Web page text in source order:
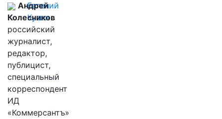
Евгений
Кузин
Андрей
Колесников
российский
журналист,
редактор,
публицист,
специальный
корреспондент
ИД
«Коммерсантъ»